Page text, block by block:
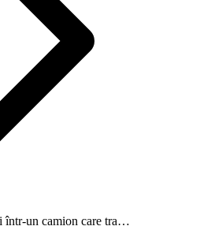
într-un camion care tra…